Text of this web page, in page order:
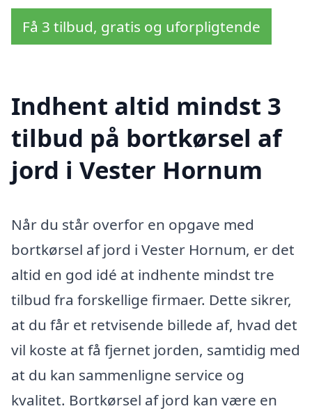
Få 3 tilbud, gratis og uforpligtende
Indhent altid mindst 3
tilbud på bortkørsel af
jord i Vester Hornum
Når du står overfor en opgave med
bortkørsel af jord i Vester Hornum, er det
altid en god idé at indhente mindst tre
tilbud fra forskellige firmaer. Dette sikrer,
at du får et retvisende billede af, hvad det
vil koste at få fjernet jorden, samtidig med
at du kan sammenligne service og
kvalitet. Bortkørsel af jord kan være en